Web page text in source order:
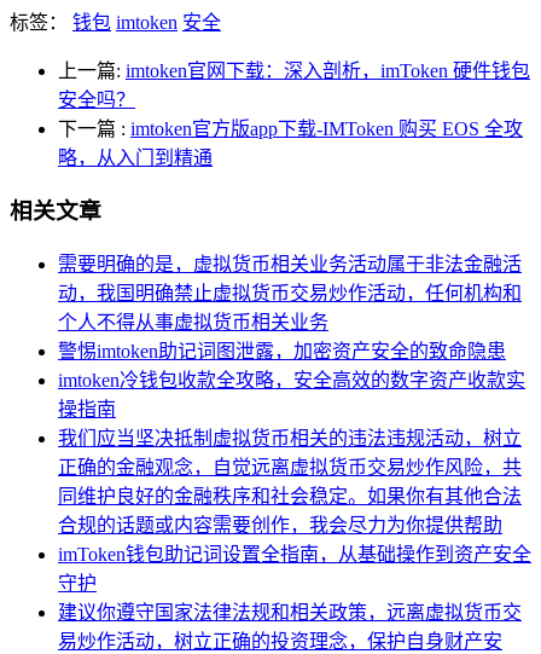
标签： 钱包 imtoken 安全
上一篇: imtoken官网下载：深入剖析，imToken 硬件钱包
安全吗？
下一篇 : imtoken官方版app下载-IMToken 购买 EOS 全攻
略，从入门到精通
相关文章
需要明确的是，虚拟货币相关业务活动属于非法金融活
动，我国明确禁止虚拟货币交易炒作活动，任何机构和
个人不得从事虚拟货币相关业务
警惕imtoken助记词图泄露，加密资产安全的致命隐患
imtoken冷钱包收款全攻略，安全高效的数字资产收款实
操指南
我们应当坚决抵制虚拟货币相关的违法违规活动，树立
正确的金融观念，自觉远离虚拟货币交易炒作风险，共
同维护良好的金融秩序和社会稳定。如果你有其他合法
合规的话题或内容需要创作，我会尽力为你提供帮助
imToken钱包助记词设置全指南，从基础操作到资产安全
守护
建议你遵守国家法律法规和相关政策，远离虚拟货币交
易炒作活动，树立正确的投资理念，保护自身财产安